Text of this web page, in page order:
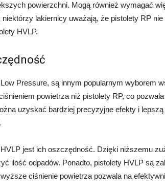
powierzchni. Mogą również wymagać
lakiernicy uważają, że pistolety RP nie
HVLP.
Pressure, są innym popularnym wyborem
powietrza niż pistolety RP, co
uzyskać bardziej precyzyjne efekty i
jest ich oszczędność. Dzięki niższemu
ilość odpadów. Ponadto, pistolety HVLP są
ciśnienie powietrza pozwala na